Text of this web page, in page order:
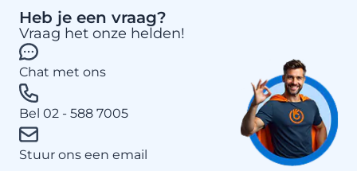
Heb je een vraag?
Vraag het onze helden!
Chat met ons
Bel 02 - 588 7005
Stuur ons een email